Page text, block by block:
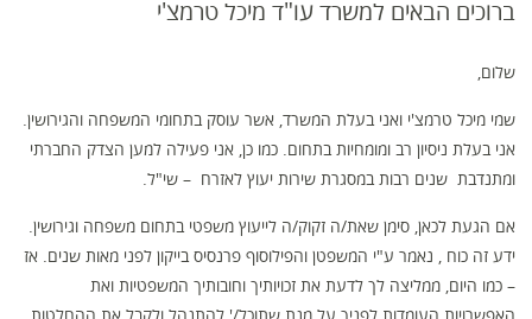
ברוכים הבאים למשרד עו"ד מיכל טרמצ'י
שלום,
שמי מיכל טרמצ'י ואני בעלת המשרד, אשר עוסק בתחומי המשפחה והגירושין.
אני בעלת ניסיון רב ומומחיות בתחום. כמו כן, אני פעילה למען הצדק החברתי
ומתנדבת שנים רבות במסגרת שירות יעוץ לאזרח – שי"ל.
אם הגעת לכאן, סימן שאת/ה זקוק/ה לייעוץ משפטי בתחום משפחה וגירושין.
ידע זה כוח , נאמר ע"י המשפטן והפילוסוף פרנסיס בייקון לפני מאות שנים. אז
– כמו היום, ממליצה לך לדעת את זכויותיך וחובותיך המשפטיות ואת